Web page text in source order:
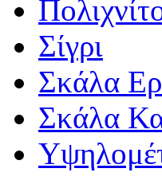
Σίγρι
Σκάλα
Σκάλα